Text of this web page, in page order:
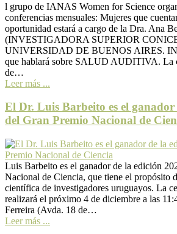
l grupo de IANAS Women for Science
conferencias mensuales: Mujeres que
oportunidad estará a cargo de la Dra. Ana
(INVESTIGADORA SUPERIOR
UNIVERSIDAD DE BUENOS AIRES.
que hablará sobre SALUD AUDITIVA. La
de…
Leer más ...
El Dr. Luis Barbeito es el ganador
del Gran Premio Nacional de
Luis Barbeito es el ganador de la edición
Nacional de Ciencia, que tiene el propósito
científica de investigadores uruguayos. La
realizará el próximo 4 de diciembre a las
Ferreira (Avda. 18 de…
Leer más ...